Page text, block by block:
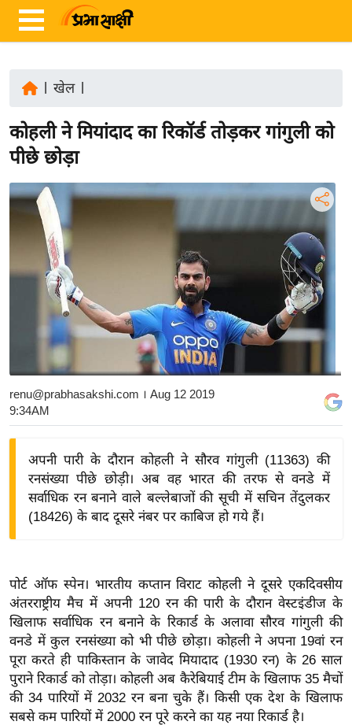
ज़ा
ख
र
य
बि
ज़
द्यो
त
वि
शे
ष
ज्ञ
रा
य
खेल|
कोहली ने मियांदाद का रिकॉर्ड तोड़कर गांगुली को
पीछे छोड़ा
renu@prabhasakshi.com । Aug 12 2019
9:34AM
अपनी पारी के दौरान कोहली ने सौरव गांगुली (11363) की
रनसंख्या पीछे छोड़ी। अब वह भारत की तरफ से वनडे में
सर्वाधिक रन बनाने वाले बल्लेबाजों की सूची में सचिन तेंदुलकर
(18426) के बाद दूसरे नंबर पर काबिज हो गये हैं।
पोर्ट ऑफ स्पेन। भारतीय कप्तान विराट कोहली ने दूसरे एकदिवसीय
अंतरराष्ट्रीय मैच में अपनी 120 रन की पारी के दौरान वेस्टइंडीज के
खिलाफ सर्वाधिक रन बनाने के रिकार्ड के अलावा सौरव गांगुली की
वनडे में कुल रनसंख्या को भी पीछे छोड़ा। कोहली ने अपना 19वां रन
पूरा करते ही पाकिस्तान के जावेद मियादाद (1930 रन) के 26 साल
पुराने रिकार्ड को तोड़ा। कोहली अब कैरेबियाई टीम के खिलाफ 35 मैचों
की 34 पारियों में 2032 रन बना चुके हैं। किसी एक देश के खिलाफ
सबसे कम पारियों में 2000 रन पूरे करने का यह नया रिकार्ड है।